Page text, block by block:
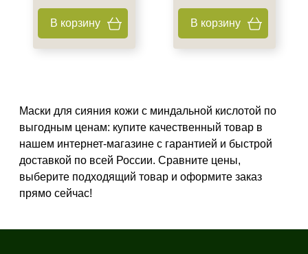
Чувствительная
Очищение
Показать еще
Сияние
Гладкость
В корзину В корзину
Маски для сияния кожи с миндальной кислотой по
выгодным ценам: купите качественный товар в
нашем интернет-магазине с гарантией и быстрой
доставкой по всей России. Сравните цены,
выберите подходящий товар и оформите заказ
прямо сейчас!